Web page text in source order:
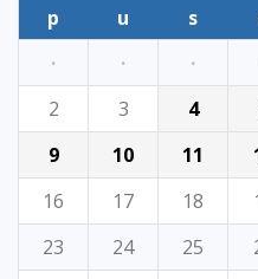
p
u s
·
· ·
2
3 4
9
10 11
16
17 18
23
24 25